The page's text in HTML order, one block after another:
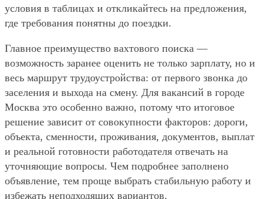
условия в таблицах и откликайтесь на предложения,
где требования понятны до поездки.
Главное преимущество вахтового поиска —
возможность заранее оценить не только зарплату, но и
весь маршрут трудоустройства: от первого звонка до
заселения и выхода на смену. Для вакансий в городе
Москва это особенно важно, потому что итоговое
решение зависит от совокупности факторов: дороги,
объекта, сменности, проживания, документов, выплат
и реальной готовности работодателя отвечать на
уточняющие вопросы. Чем подробнее заполнено
объявление, тем проще выбрать стабильную работу и
избежать неподходящих вариантов.